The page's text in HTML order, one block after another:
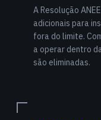
A Resolução
adicionais para
fora do limite.
a operar dentro
são eliminadas.